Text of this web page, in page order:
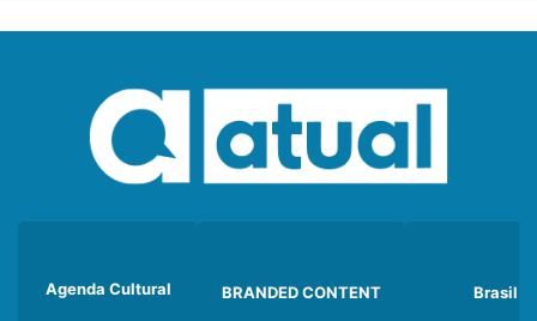
Agenda Cultural BRANDED CONTENT Brasil